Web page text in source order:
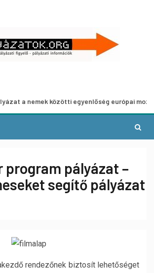
közötti egyenlőség európai mozgalmainak
program pályázat –
segítő pályázat
rendezőnek biztosít lehetőséget